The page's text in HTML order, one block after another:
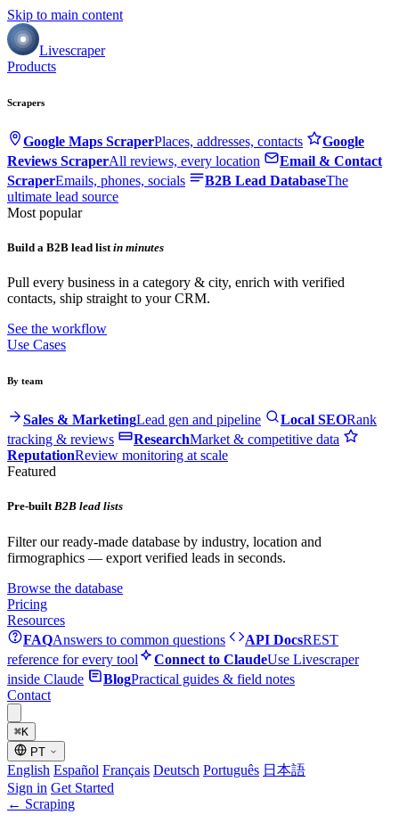
Skip to main content
Livescraper
Products
Scrapers
Google Maps ScraperPlaces, addresses, contacts
Google
Reviews ScraperAll reviews, every location
Email & Contact
ScraperEmails, phones, socials B2B Lead DatabaseThe
ultimate lead source
Most popular
Build a B2B lead listin minutes
Pull every business in a category & city, enrich with verified
contacts, ship straight to your CRM.
See the workflow
Use Cases
By team
Sales & MarketingLead gen and pipeline Local SEORank
tracking & reviews
ResearchMarket & competitive data
ReputationReview monitoring at scale
Featured
Pre-builtB2B lead lists
Filter our ready-made database by industry, location and
firmographics — export verified leads in seconds.
Browse the database
Pricing
Resources
FAQAnswers to common questions API DocsREST
reference for every tool
Connect to ClaudeUse Livescraper
inside Claude
BlogPractical guides & field notes
Contact
⌘K
PT
English Español Français Deutsch Português 日本語
Sign in Get Started
← Scraping